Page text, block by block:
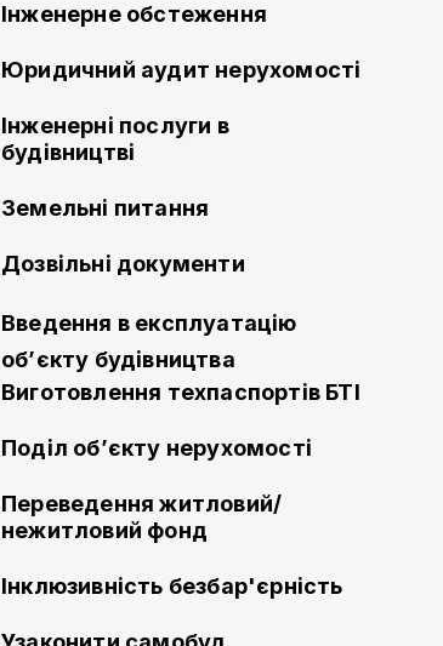
Інженерне обстеження
Юридичний аудит нерухомості
Інженерні послуги в
будівництві
Земельні питання
Дозвільні документи
Введення в експлуатацію
об’єкту будівництва
Виготовлення техпаспортів БТІ
Поділ об’єкту нерухомості
Переведення житловий/
нежитловий фонд
Інклюзивність безбар'єрність